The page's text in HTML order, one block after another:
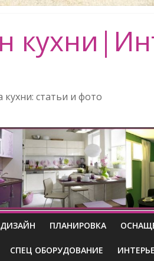
статьи и фото
ДИЗАЙН ПЛАНИРОВКА
СПЕЦ ОБОРУДОВАНИЕ